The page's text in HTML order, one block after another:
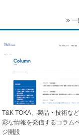
一
T&K TOKA、製品・技術な
彩な情報を発信するコラム
ジ開設